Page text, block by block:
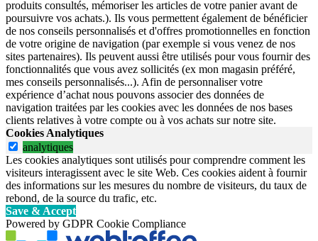
produits consultés, mémoriser les articles de votre panier avant de
poursuivre vos achats.). Ils vous permettent également de bénéficier
de nos conseils personnalisés et d'offres promotionnelles en fonction
de votre origine de navigation (par exemple si vous venez de nos
sites partenaires). Ils peuvent aussi être utilisés pour vous fournir des
fonctionnalités que vous avez sollicités (ex mon magasin préféré,
mes conseils personnalisés...). Afin de personnaliser votre
expérience d’achat nous pouvons associer des données de
navigation traitées par les cookies avec les données de nos bases
clients relatives à votre compte ou à vos achats sur notre site.
Cookies Analytiques
analytiques
Les cookies analytiques sont utilisés pour comprendre comment les
visiteurs interagissent avec le site Web. Ces cookies aident à fournir
des informations sur les mesures du nombre de visiteurs, du taux de
rebond, de la source du trafic, etc.
Save & Accept
Powered by GDPR Cookie Compliance